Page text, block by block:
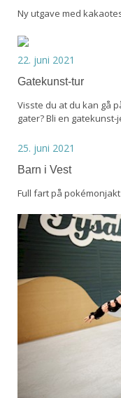
Ny utgave med
22. juni 2021
Gatekunst-tur
Visste du at du kan gå
gater? Bli en gatekunst-
25. juni 2021
Barn i Vest
Full fart på pokémonjakt